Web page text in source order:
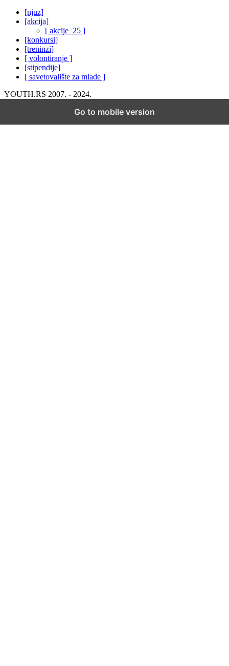
[njuz]
[akcija]
[ akcije_25 ]
[konkursi]
[treninzi]
[ volontiranje ]
[stipendije]
[ savetovalište za mlade ]
YOUTH.RS 2007. - 2024.
Go to mobile version